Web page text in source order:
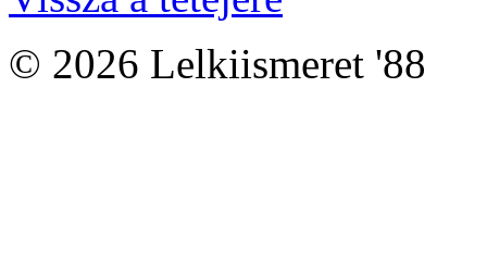
© 2026 Lelkiismeret '88